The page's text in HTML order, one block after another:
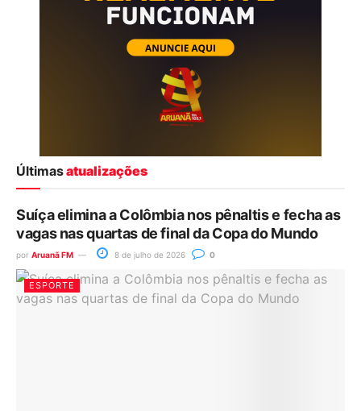
Últimasatualizações
Suíça elimina a Colômbia nos pênaltis e fecha as
vagas nas quartas de final da Copa do Mundo
por Aruanã FM 8 de julho de 2026 0
ESPORTE